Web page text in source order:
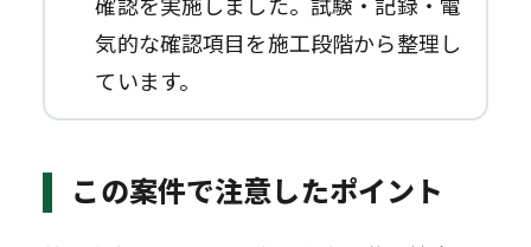
確認を実施しました。試験・記録・電
気的な確認項目を施工段階から整理し
ています。
この案件で注意したポイント